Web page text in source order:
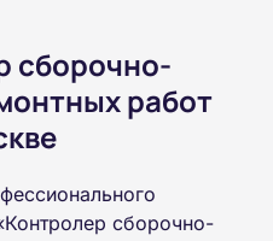
сборочно-
работ
сборочно-